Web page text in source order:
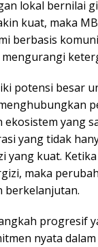
lokal bernilai
kuat, maka
berbasis
potensi besar
ekosistem yang
yang tidak
yang kuat.
maka
berkelanjutan.
progresif
nyata